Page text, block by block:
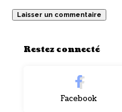
Restez connecté
Facebook